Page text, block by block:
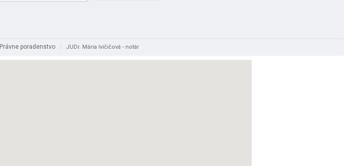
Právne poradenstvo / JUDr. Mária Ivičičová - notár